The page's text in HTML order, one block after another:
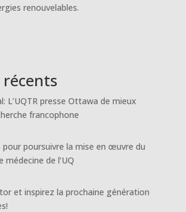
renouvelables.
L’UQTR presse Ottawa de mieux
francophone
pour poursuivre la mise en œuvre du
de l’UQ
et inspirez la prochaine génération